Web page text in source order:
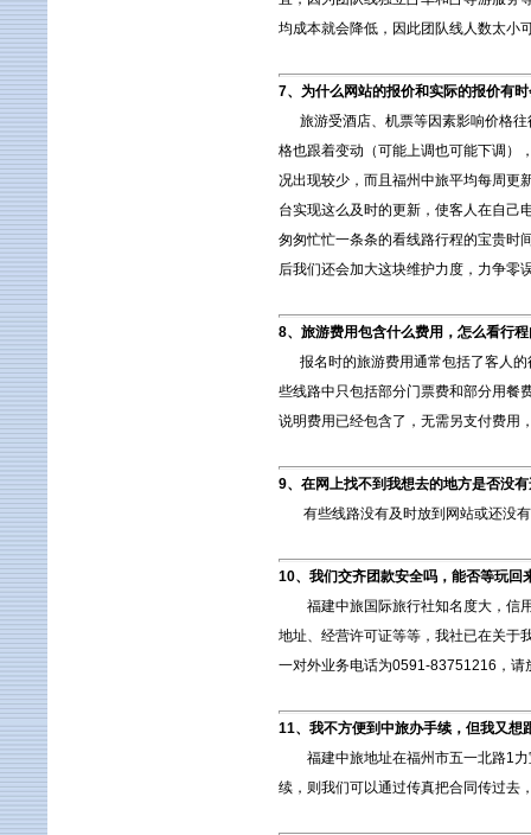
均成本就会降低，因此团队线人数太小
7、为什么网站的报价和实际的报价有
旅游受酒店、机票等因素影响价格往
格也跟着变动（可能上调也可能下调）
况出现较少，而且福州中旅平均每周更
台实现这么及时的更新，使客人在自己
匆匆忙忙一条条的看线路行程的宝贵时
后我们还会加大这块维护力度，力争零
8、旅游费用包含什么费用，怎么看行程
报名时的旅游费用通常包括了客人的
些线路中只包括部分门票费和部分用餐
说明费用已经包含了，无需另支付费用
9、在网上找不到我想去的地方是否没
有些线路没有及时放到网站或还没有
10、我们交齐团款安全吗，能否等玩回
福建中旅国际旅行社知名度大，信用
地址、经营许可证等等，我社已在关于
一对外业务电话为0591-83751216，请
11、我不方便到中旅办手续，但我又想
福建中旅地址在福州市五一北路1力
续，则我们可以通过传真把合同传过去